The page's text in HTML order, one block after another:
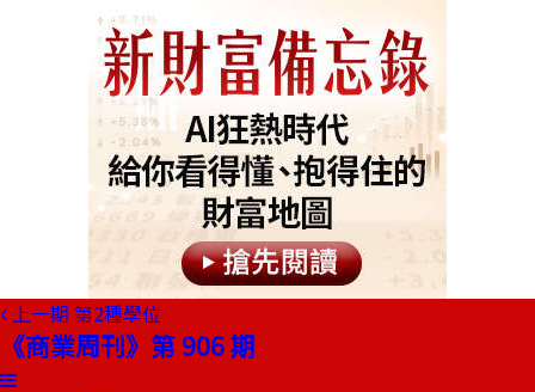
上一期 第2種學位
《商業周刊》第 906 期